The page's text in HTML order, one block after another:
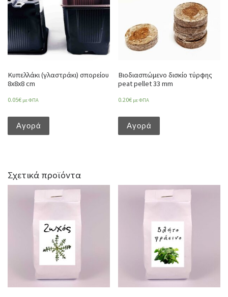
Κυπελλάκι (γλαστράκι) σπορείου
8x8x8 cm
0.05€ με ΦΠΑ
Αγορά
Βιοδιασπώμενο δισκίο τύρφης
peat pellet 33 mm
0.20€ με ΦΠΑ
Αγορά
Σχετικά προϊόντα